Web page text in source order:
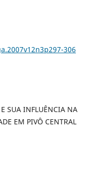
306
SUA INFLUÊNCIA NA
EM PIVÔ CENTRAL